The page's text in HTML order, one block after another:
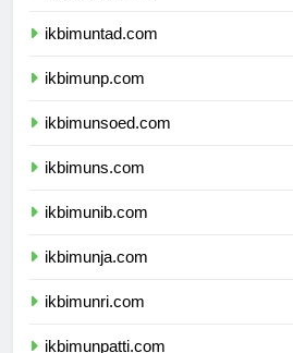
ikbimuntad.com
ikbimunp.com
ikbimunsoed.com
ikbimuns.com
ikbimunib.com
ikbimunja.com
ikbimunri.com
ikbimunpatti.com